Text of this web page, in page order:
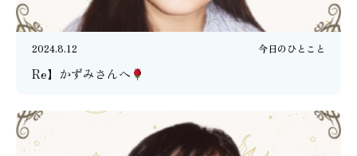
2024.8.12 今日のひとこと
Re】かずみさんへ